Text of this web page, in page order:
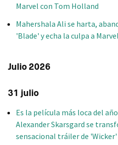
Marvel con Tom Holland
Mahershala Ali se harta,
'Blade' y echa la culpa a
Julio 2026
31 julio
Es la película más loca del
Alexander Skarsgard se
sensacional tráiler de 'Wicker'